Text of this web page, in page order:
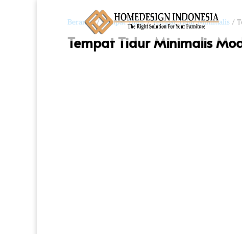
Beranda/Tempat Tidur/Tempat Tidur Minimalis /
Tempat Tidur Minimalis